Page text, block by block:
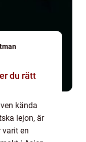
kända
lejon, är
varit en